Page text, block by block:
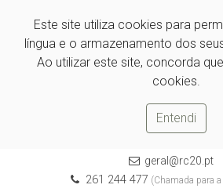
Este site utiliza cookies para
língua e o armazenamento dos
Ao utilizar este site, concorda
cookies.
Entendi
geral@rc20.pt
261 244 477 (Chamada para